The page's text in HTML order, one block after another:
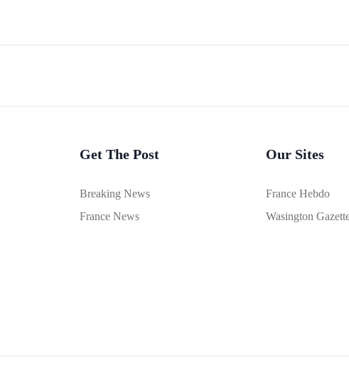
Get The Post
Breaking News
France News
Our Sites
France Hebdo
Wasington